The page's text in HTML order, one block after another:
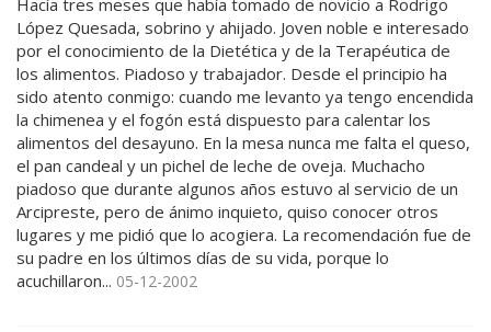
Hacía tres meses que había tomado de novicio a Rodrigo
López Quesada, sobrino y ahijado. Joven noble e interesado
por el conocimiento de la Dietética y de la Terapéutica de
los alimentos. Piadoso y trabajador. Desde el principio ha
sido atento conmigo: cuando me levanto ya tengo encendida
la chimenea y el fogón está dispuesto para calentar los
alimentos del desayuno. En la mesa nunca me falta el queso,
el pan candeal y un pichel de leche de oveja. Muchacho
piadoso que durante algunos años estuvo al servicio de un
Arcipreste, pero de ánimo inquieto, quiso conocer otros
lugares y me pidió que lo acogiera. La recomendación fue de
su padre en los últimos días de su vida, porque lo
acuchillaron... 05-12-2002